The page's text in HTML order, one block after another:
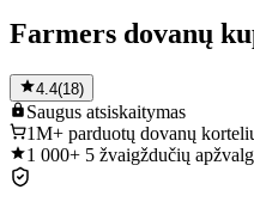
Farmers dovanų
4.4(18)
Saugus atsiskaitymas
1M+ parduotų dovanų
1 000+ 5 žvaigždučių